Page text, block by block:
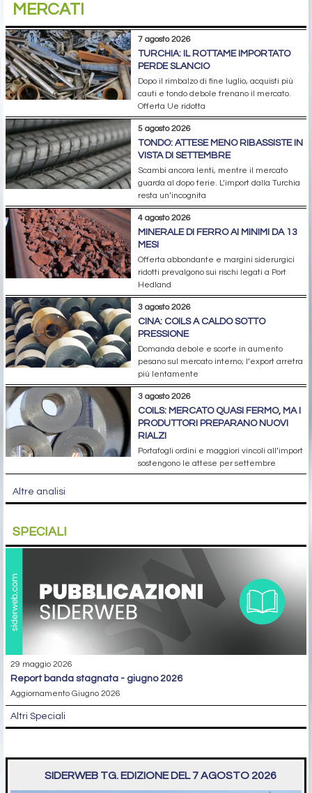
MERCATI
7 agosto 2026
TURCHIA: IL ROTTAME IMPORTATO
PERDE SLANCIO
Dopo il rimbalzo di fine luglio, acquisti più
cauti e tondo debole frenano il mercato.
Offerta Ue ridotta
5 agosto 2026
TONDO: ATTESE MENO RIBASSISTE IN
VISTA DI SETTEMBRE
Scambi ancora lenti, mentre il mercato
guarda al dopo ferie. L’import dalla Turchia
resta un’incognita
4 agosto 2026
MINERALE DI FERRO AI MINIMI DA 13
MESI
Offerta abbondante e margini siderurgici
ridotti prevalgono sui rischi legati a Port
Hedland
3 agosto 2026
CINA: COILS A CALDO SOTTO
PRESSIONE
Domanda debole e scorte in aumento
pesano sul mercato interno; l’export arretra
più lentamente
3 agosto 2026
COILS: MERCATO QUASI FERMO, MA I
PRODUTTORI PREPARANO NUOVI
RIALZI
Portafogli ordini e maggiori vincoli all’import
sostengono le attese per settembre
Altre analisi
SPECIALI
29 maggio 2026
report banda stagnata - giugno 2026
Aggiornamento Giugno 2026
Altri Speciali
SIDERWEB TG. EDIZIONE DEL 7 AGOSTO 2026